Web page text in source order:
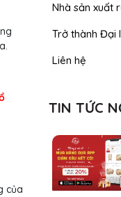
của
Nhà sản xuất
Trở thành Đại
Liên hệ
TIN TỨC